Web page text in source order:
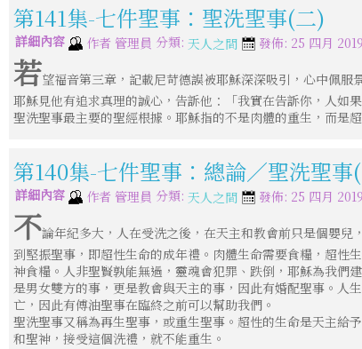
第141集-七件聖事：聖洗聖事(二)
詳細內容 作者 管理員 分類: 天人之間 發佈: 25 四月 2019
若望福音第三章，記載尼苛德謨被耶穌深深吸引，心中佩服
耶穌見他有追求真理的誠心，告訴他：「我實在告訴你，人如
聖洗聖事最主要的聖經根據。耶穌指的不是肉體的重生，而是
第140集-七件聖事：總論／聖洗聖事
詳細內容 作者 管理員 分類: 天人之間 發佈: 25 四月 2019
不論年紀多大，人在受洗之後，在天主和教會前只是個嬰兒
到堅振聖事，即超性生命的成年禮。肉體生命需要食糧，超性
神食糧。人非聖賢孰能無過，靈魂會犯罪、跌倒，耶穌為我們
是男女雙方的事，更是教會與天主的事，因此有婚配聖事。人
亡，因此有傅油聖事在臨終之前可以幫助我們。
聖洗聖事又稱為再生聖事，或重生聖事。超性的生命是天主給
和聖神，接受這個洗禮，就不能重生。